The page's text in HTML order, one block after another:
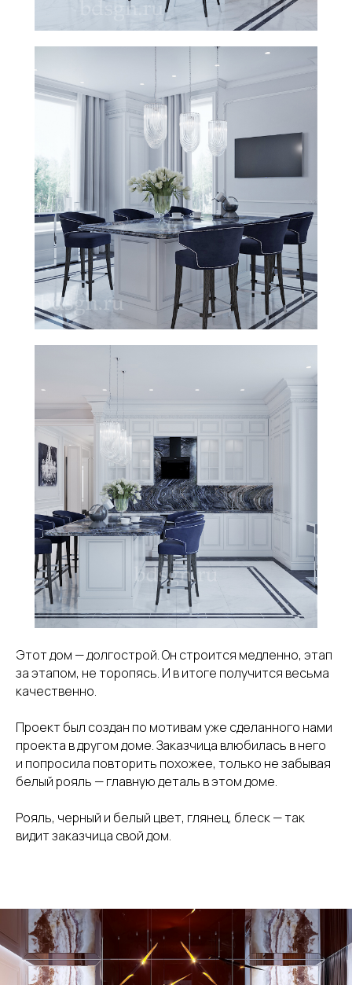
Этот дом — долгострой. Он строится медленно, этап
за этапом, не торопясь. И в итоге получится весьма
качественно.
Проект был создан по мотивам уже сделанного нами
проекта в другом доме. Заказчица влюбилась в него
и попросила повторить похожее, только не забывая
белый рояль — главную деталь в этом доме.
Рояль, черный и белый цвет, глянец, блеск — так
видит заказчица свой дом.